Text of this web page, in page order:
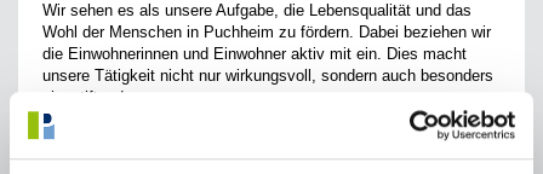
Wir sehen es als unsere Aufgabe, die Lebensqualität und das
Wohl der Menschen in Puchheim zu fördern. Dabei beziehen wir
die Einwohnerinnen und Einwohner aktiv mit ein. Dies macht
unsere Tätigkeit nicht nur wirkungsvoll, sondern auch besonders
sinnstiftend.
Wir gestalten Gegenwart und Zukunft